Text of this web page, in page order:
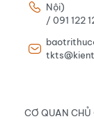
Nội)
/ 091 122
CƠ QUAN CHỦ